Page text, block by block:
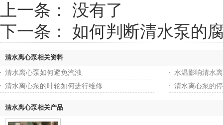
上一条： 没有了
下一条： 如何判断清水泵的
清水离心泵相关资料
清水离心泵如何避免汽浊
水温影响清水
清水离心泵的叶轮如何进行维修
清水离心泵的
清水离心泵相关产品